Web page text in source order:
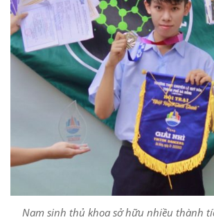
Nam sinh thủ khoa sở hữu nhiều thành